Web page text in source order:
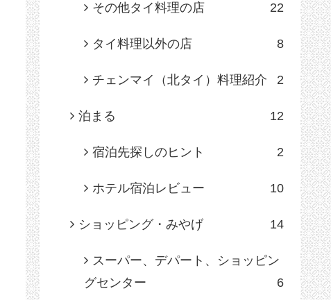
その他タイ料理の店 22
タイ料理以外の店 8
チェンマイ（北タイ）料理紹介 2
泊まる 12
宿泊先探しのヒント 2
ホテル宿泊レビュー 10
ショッピング・みやげ 14
スーパー、デパート、ショッピン
グセンター
6